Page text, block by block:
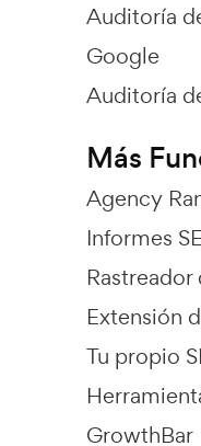
Auditoría
Google
Auditoría
Más
Agency
Informes
Extensión
Tu propio
GrowthBar